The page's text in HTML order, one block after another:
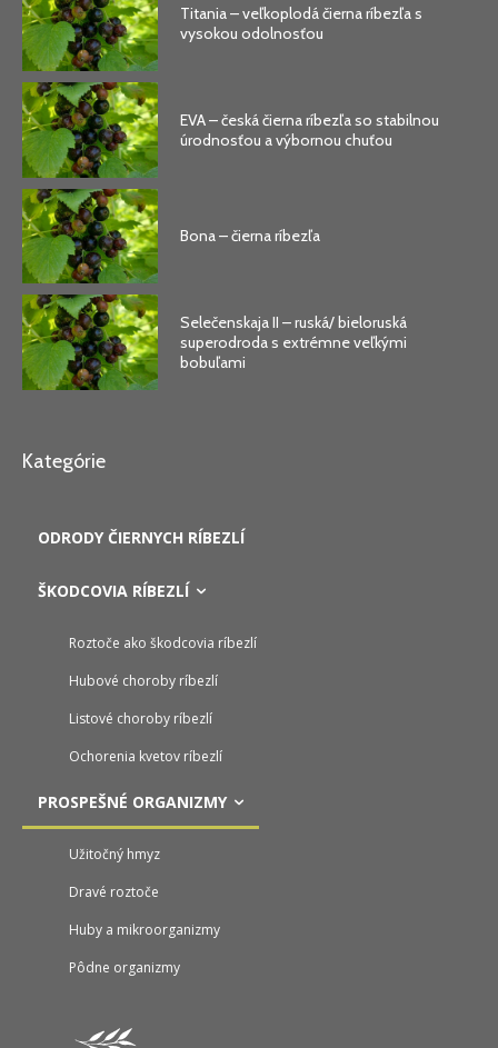
Titania – veľkoplodá čierna ríbezľa s
vysokou odolnosťou
EVA – česká čierna ríbezľa so stabilnou
úrodnosťou a výbornou chuťou
Bona – čierna ríbezľa
Selečenskaja II – ruská/ bieloruská
superodroda s extrémne veľkými
bobuľami
Kategórie
ODRODY ČIERNYCH RÍBEZLÍ
ŠKODCOVIA RÍBEZLÍ
Roztoče ako škodcovia ríbezlí
Hubové choroby ríbezlí
Listové choroby ríbezlí
Ochorenia kvetov ríbezlí
PROSPEŠNÉ ORGANIZMY
Užitočný hmyz
Dravé roztoče
Huby a mikroorganizmy
Pôdne organizmy